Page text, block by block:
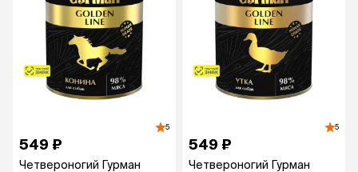
5
549 ₽
Четвероногий Гурман
5
549 ₽
Четвероногий Гурман